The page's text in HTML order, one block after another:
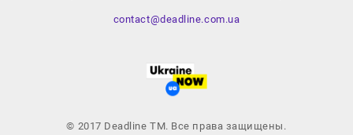
contact@deadline.com.ua
© 2017 Deadline TM. Все права защищены.